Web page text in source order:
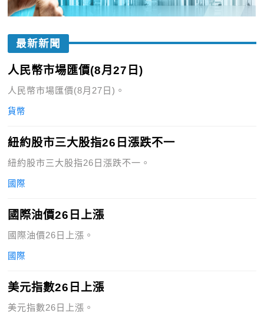
最新新聞
人民幣市場匯價(8月27日)
人民幣市場匯價(8月27日)。
貨幣
紐約股市三大股指26日漲跌不一
紐約股市三大股指26日漲跌不一。
國際
國際油價26日上漲
國際油價26日上漲。
國際
美元指數26日上漲
美元指數26日上漲。